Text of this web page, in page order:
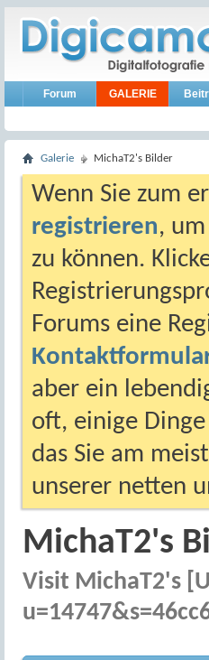
Forum GALERIE
Galerie MichaT2's Bilder
Wenn Sie zum
registrieren,
zu können.
Forums eine
aber ein
oft, einige Dinge
das Sie am
unserer netten
MichaT2's
Visit MichaT2's